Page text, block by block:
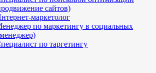
сайтов)
маркетолог
по маркетингу в социальных
по таргетингу